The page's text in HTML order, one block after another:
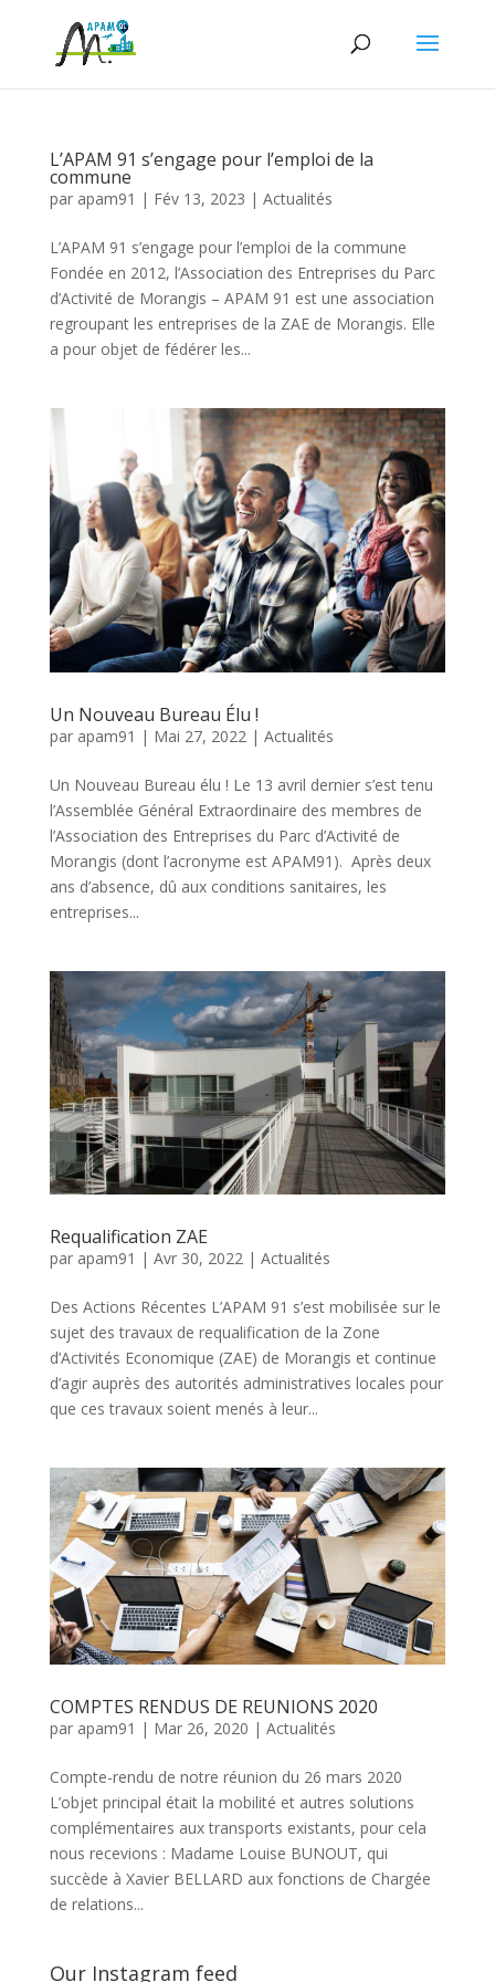
L’APAM 91 s’engage pour l’emploi de la
commune
par apam91 | Fév 13, 2023 | Actualités
L’APAM 91 s’engage pour l’emploi de la commune
Fondée en 2012, l’Association des Entreprises du Parc
d’Activité de Morangis – APAM 91 est une association
regroupant les entreprises de la ZAE de Morangis. Elle
a pour objet de fédérer les...
Un Nouveau Bureau Élu !
par apam91 | Mai 27, 2022| Actualités
Un Nouveau Bureau élu ! Le 13 avril dernier s’est tenu
l’Assemblée Général Extraordinaire des membres de
l’Association des Entreprises du Parc d’Activité de
Morangis (dont l’acronyme est APAM91). Après deux
ans d’absence, dû aux conditions sanitaires, les
entreprises...
Requalification ZAE
par apam91 | Avr 30, 2022| Actualités
Des Actions Récentes L’APAM 91 s’est mobilisée sur le
sujet des travaux de requalification de la Zone
d’Activités Economique (ZAE) de Morangis et continue
d’agir auprès des autorités administratives locales pour
que ces travaux soient menés à leur...
COMPTES RENDUS DE REUNIONS 2020
par apam91 | Mar 26, 2020 | Actualités
Compte-rendu de notre réunion du 26 mars 2020
L’objet principal était la mobilité et autres solutions
complémentaires aux transports existants, pour cela
nous recevions : Madame Louise BUNOUT, qui
succède à Xavier BELLARD aux fonctions de Chargée
de relations...
Our Instagram feed